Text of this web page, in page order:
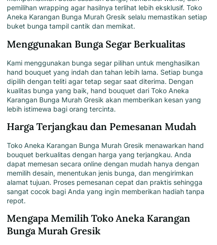
pemilihan wrapping agar hasilnya terlihat lebih eksklusif. Toko
Aneka Karangan Bunga Murah Gresik selalu memastikan setiap
buket bunga tampil cantik dan memikat.
Menggunakan Bunga Segar Berkualitas
Kami menggunakan bunga segar pilihan untuk menghasilkan
hand bouquet yang indah dan tahan lebih lama. Setiap bunga
dipilih dengan teliti agar tetap segar saat diterima. Dengan
kualitas bunga yang baik, hand bouquet dari Toko Aneka
Karangan Bunga Murah Gresik akan memberikan kesan yang
lebih istimewa bagi orang tercinta.
Harga Terjangkau dan Pemesanan Mudah
Toko Aneka Karangan Bunga Murah Gresik menawarkan hand
bouquet berkualitas dengan harga yang terjangkau. Anda
dapat memesan secara online dengan mudah hanya dengan
memilih desain, menentukan jenis bunga, dan mengirimkan
alamat tujuan. Proses pemesanan cepat dan praktis sehingga
sangat cocok bagi Anda yang ingin memberikan hadiah tanpa
repot.
Mengapa Memilih Toko Aneka Karangan
Bunga Murah Gresik